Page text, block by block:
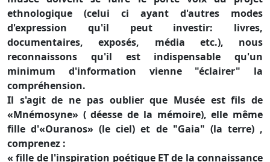
ethnologique (celui ci ayant d'autres modes
d'expression qu'il peut investir: livres,
documentaires, exposés, média etc.), nous
reconnaissons qu'il est indispensable qu'un
minimum d'information vienne "éclairer" la
compréhension.
Il s'agit de ne pas oublier que Musée est fils de
«Mnémosyne» ( déesse de la mémoire), elle même
fille d'«Ouranos» (le ciel) et de "Gaia" (la terre) ,
comprenez :
« fille de l'inspiration poétique ET de la connaissance